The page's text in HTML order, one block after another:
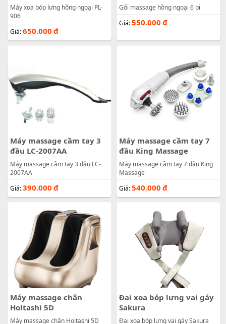
Máy xoa bóp lưng hồng ngoại PL-
906
Giá:650.000 đ
Gối massage hồng ngoại 6 bi
Giá:550.000 đ
Máy massage cầm tay 3
đầu LC-2007AA
Máy massage cầm tay 3 đầu LC-
2007AA
Giá:390.000 đ
Máy massage cầm tay 7
đầu King Massage
Máy massage cầm tay 7 đầu King
Massage
Giá:540.000 đ
Máy massage chân
Holtashi 5D
Máy massage chân Holtashi 5D
Đai xoa bóp lưng vai gáy
Sakura
Đai xoa bóp lưng vai gáy Sakura